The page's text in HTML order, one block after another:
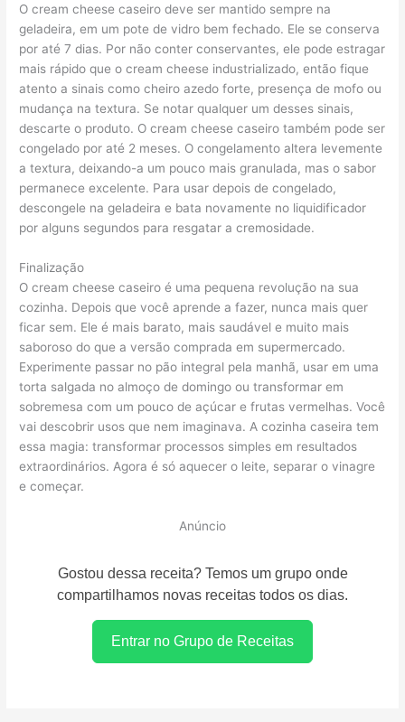
O cream cheese caseiro deve ser mantido sempre na
geladeira, em um pote de vidro bem fechado. Ele se conserva
por até 7 dias. Por não conter conservantes, ele pode estragar
mais rápido que o cream cheese industrializado, então fique
atento a sinais como cheiro azedo forte, presença de mofo ou
mudança na textura. Se notar qualquer um desses sinais,
descarte o produto. O cream cheese caseiro também pode ser
congelado por até 2 meses. O congelamento altera levemente
a textura, deixando-a um pouco mais granulada, mas o sabor
permanece excelente. Para usar depois de congelado,
descongele na geladeira e bata novamente no liquidificador
por alguns segundos para resgatar a cremosidade.
Finalização
O cream cheese caseiro é uma pequena revolução na sua
cozinha. Depois que você aprende a fazer, nunca mais quer
ficar sem. Ele é mais barato, mais saudável e muito mais
saboroso do que a versão comprada em supermercado.
Experimente passar no pão integral pela manhã, usar em uma
torta salgada no almoço de domingo ou transformar em
sobremesa com um pouco de açúcar e frutas vermelhas. Você
vai descobrir usos que nem imaginava. A cozinha caseira tem
essa magia: transformar processos simples em resultados
extraordinários. Agora é só aquecer o leite, separar o vinagre
e começar.
Anúncio
Gostou dessa receita? Temos um grupo onde
compartilhamos novas receitas todos os dias.
Entrar no Grupo de Receitas